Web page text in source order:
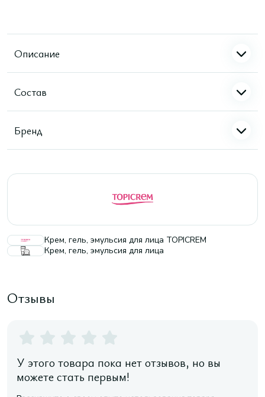
Описание
Состав
Бренд
Крем, гель, эмульсия для лица TOPICREM
Крем, гель, эмульсия для лица
Отзывы
У этого товара пока нет отзывов, но вы
можете стать первым!